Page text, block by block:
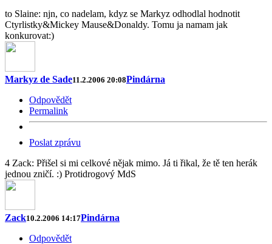
to Slaine: njn, co nadelam, kdyz se Markyz odhodlal hodnotit
Ctyrlistky&Mickey Mause&Donaldy. Tomu ja namam jak
konkurovat:)
Markyz de Sade11.2.2006 20:08Pindárna
Odpovědět
Permalink
Poslat zprávu
4 Zack: Přišel si mi celkové nějak mimo. Já ti řikal, že tě ten herák
jednou zničí. :) Protidrogový MdS
Zack10.2.2006 14:17Pindárna
Odpovědět